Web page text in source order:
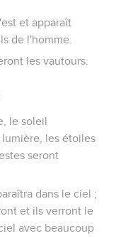
et apparaît
de l'homme.
les vautours.
le soleil
lumière, les étoiles
seront
dans le ciel ;
et ils verront le
avec beaucoup